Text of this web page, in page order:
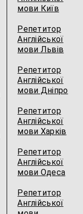
мови Київ
Репетитор
Англійської
мови Львів
Репетитор
Англійської
мови Дніпро
Репетитор
Англійської
мови Харків
Репетитор
Англійської
мови Одеса
Репетитор
Англійської